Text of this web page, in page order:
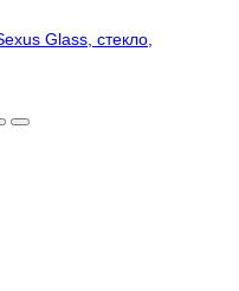
Glass, стекло,